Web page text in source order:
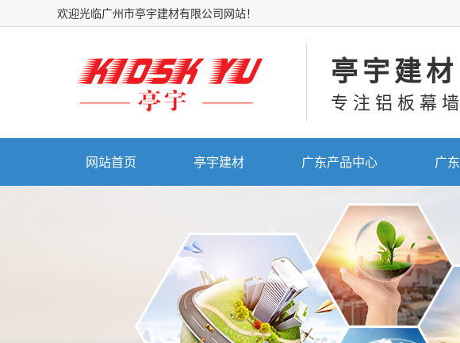
欢迎光临广州市亭宇建材有限公司网站！
亭宇建材
专注铝板幕
网站首页 亭宇建材 广东产品中心 广